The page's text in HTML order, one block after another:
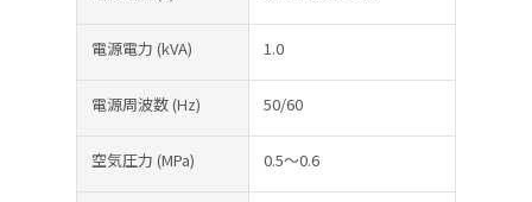
電源電力 (kVA) 1.0
電源周波数(Hz) 50/60
空気圧力 (MPa) 0.5～0.6